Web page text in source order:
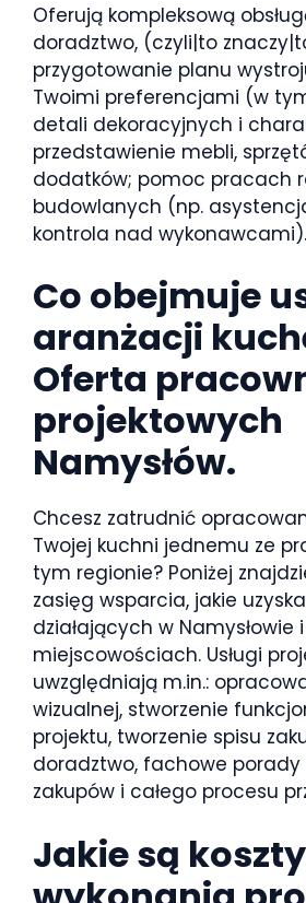
Oferują kompleksową
doradztwo, (czyli|to
przygotowanie planu
Twoimi preferencjami (w
detali dekoracyjnych i
przedstawienie mebli,
dodatków; pomoc pracach
budowlanych (np.
kontrola nad wykonawcami).
Co obejmuje
aranżacji
Oferta
projektowych
Namysłów.
Chcesz zatrudnić
Twojej kuchni jednemu ze
tym regionie? Poniżej
zasięg wsparcia, jakie
działających w Namysłowie
miejscowościach. Usługi
uwzględniają m.in.:
wizualnej, stworzenie
projektu, tworzenie spisu
doradztwo, fachowe porady
zakupów i całego procesu
Jakie są koszty